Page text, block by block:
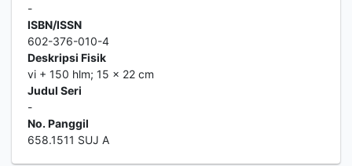
-
ISBN/ISSN
602-376-010-4
Deskripsi Fisik
vi + 150 hlm; 15 x 22 cm
Judul Seri
-
No. Panggil
658.1511 SUJ A